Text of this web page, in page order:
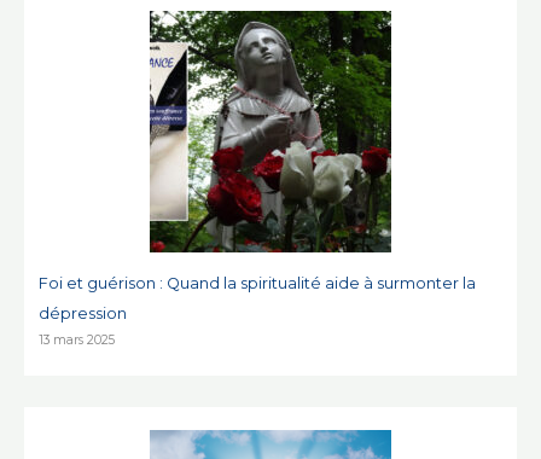
Foi et guérison : Quand la spiritualité aide à surmonter la
dépression
13 mars 2025